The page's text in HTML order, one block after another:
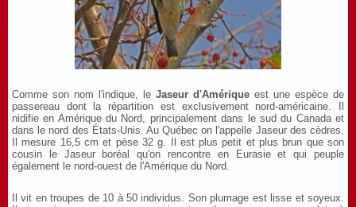
Comme son nom l'indique, le Jaseur d'Amérique est une espèce de
passereau dont la répartition est exclusivement nord-américaine. Il
nidifie en Amérique du Nord, principalement dans le sud du Canada et
dans le nord des États-Unis. Au Québec on l'appelle Jaseur des cèdres.
Il mesure 16,5 cm et pèse 32 g. Il est plus petit et plus brun que son
cousin le Jaseur boréal qu'on rencontre en Eurasie et qui peuple
également le nord-ouest de l'Amérique du Nord.
Il vit en troupes de 10 à 50 individus. Son plumage est lisse et soyeux.